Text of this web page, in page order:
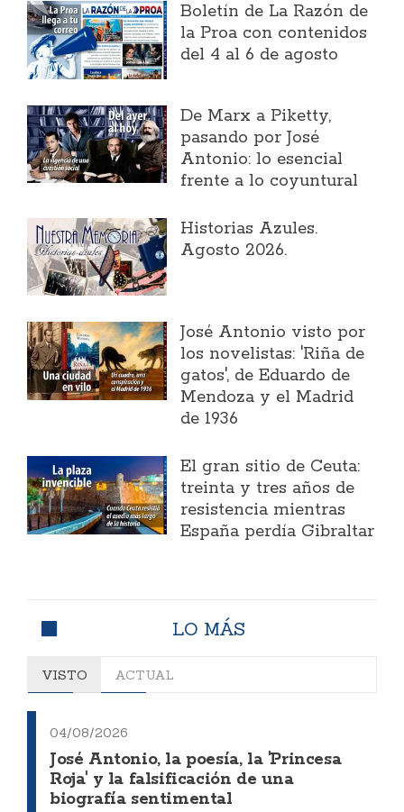
Boletín de La Razón de
la Proa con contenidos
del 4 al 6 de agosto
​De Marx a Piketty,
pasando por José
Antonio: lo esencial
frente a lo coyuntural
Historias Azules.
Agosto 2026.
José Antonio visto por
los novelistas: 'Riña de
gatos', de Eduardo de
Mendoza y el Madrid
de 1936
El gran sitio de Ceuta:
treinta y tres años de
resistencia mientras
España perdía Gibraltar
LO MÁS
VISTO ACTUAL
04/08/2026
José Antonio, la poesía, la 'Princesa
Roja' y la falsificación de una
biografía sentimental